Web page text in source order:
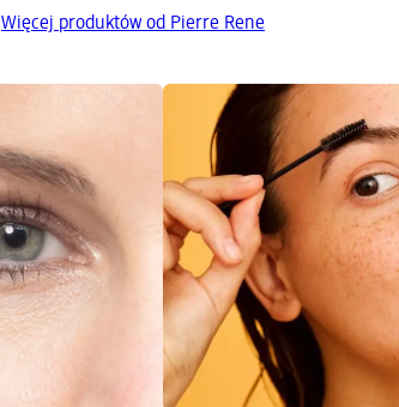
Więcej produktów od Pierre Rene